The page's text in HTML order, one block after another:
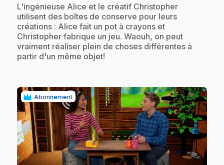
.L'ingénieuse Alice et le créatif Christopher
utilisent des boîtes de conserve pour leurs
créations : Alice fait un pot à crayons et
Christopher fabrique un jeu. Waouh, on peut
vraiment réaliser plein de choses différentes à
partir d'un même objet!
Abonnement